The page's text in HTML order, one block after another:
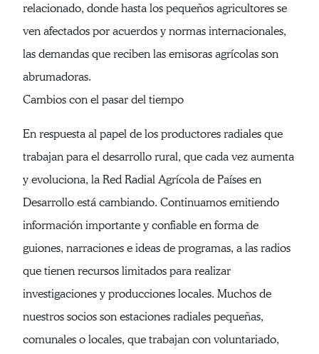
relacionado, donde hasta los pequeños agricultores se
ven afectados por acuerdos y normas internacionales,
las demandas que reciben las emisoras agrícolas son
abrumadoras.
Cambios con el pasar del tiempo
En respuesta al papel de los productores radiales que
trabajan para el desarrollo rural, que cada vez aumenta
y evoluciona, la Red Radial Agrícola de Países en
Desarrollo está cambiando. Continuamos emitiendo
información importante y confiable en forma de
guiones, narraciones e ideas de programas, a las radios
que tienen recursos limitados para realizar
investigaciones y producciones locales. Muchos de
nuestros socios son estaciones radiales pequeñas,
comunales o locales, que trabajan con voluntariado,